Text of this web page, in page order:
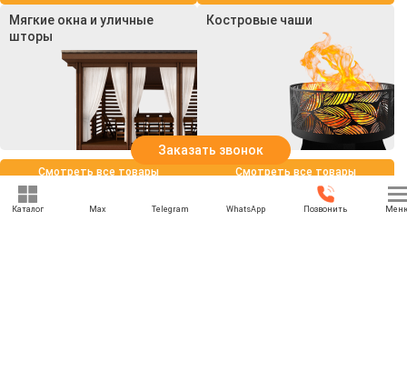
Мягкие окна и уличные
шторы
Смотреть все товары
Костровые чаши
Смотреть все товары
Заказать звонок
Каталог Max Telegram WhatsApp Позвонить